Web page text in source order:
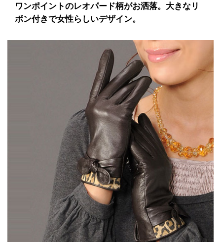
ワンポイントのレオパード柄がお洒落。大きなリ
ボン付きで女性らしいデザイン。